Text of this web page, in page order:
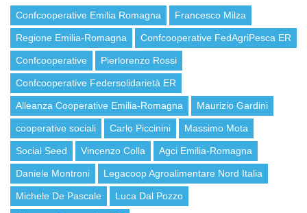
Confcooperative Emilia Romagna Francesco Milza
Regione Emilia-Romagna Confcooperative FedAgriPesca ER
Confcooperative Pierlorenzo Rossi
Confcooperative Federsolidarietà ER
Alleanza Cooperative Emilia-Romagna Maurizio Gardini
cooperative sociali Carlo Piccinini Massimo Mota
Social Seed Vincenzo Colla Agci Emilia-Romagna
Daniele Montroni Legacoop Agroalimentare Nord Italia
Michele De Pascale Luca Dal Pozzo